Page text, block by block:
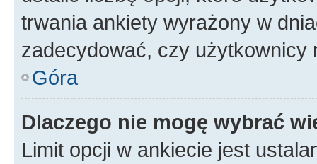
trwania ankiety wyrażony w
zadecydować, czy użytkownicy
Góra
Dlaczego nie mogę wybrać
Limit opcji w ankiecie jest